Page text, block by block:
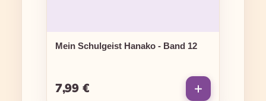
Mein Schulgeist Hanako - Band 12
Regulärer Preis:
7,99 €